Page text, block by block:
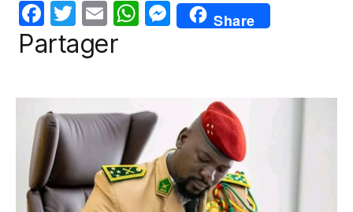
o
o
p
g
F
a
b
o
o
k
T
w
itt
E
m
W
A
p
p
M
e
g
er
Share
Partager